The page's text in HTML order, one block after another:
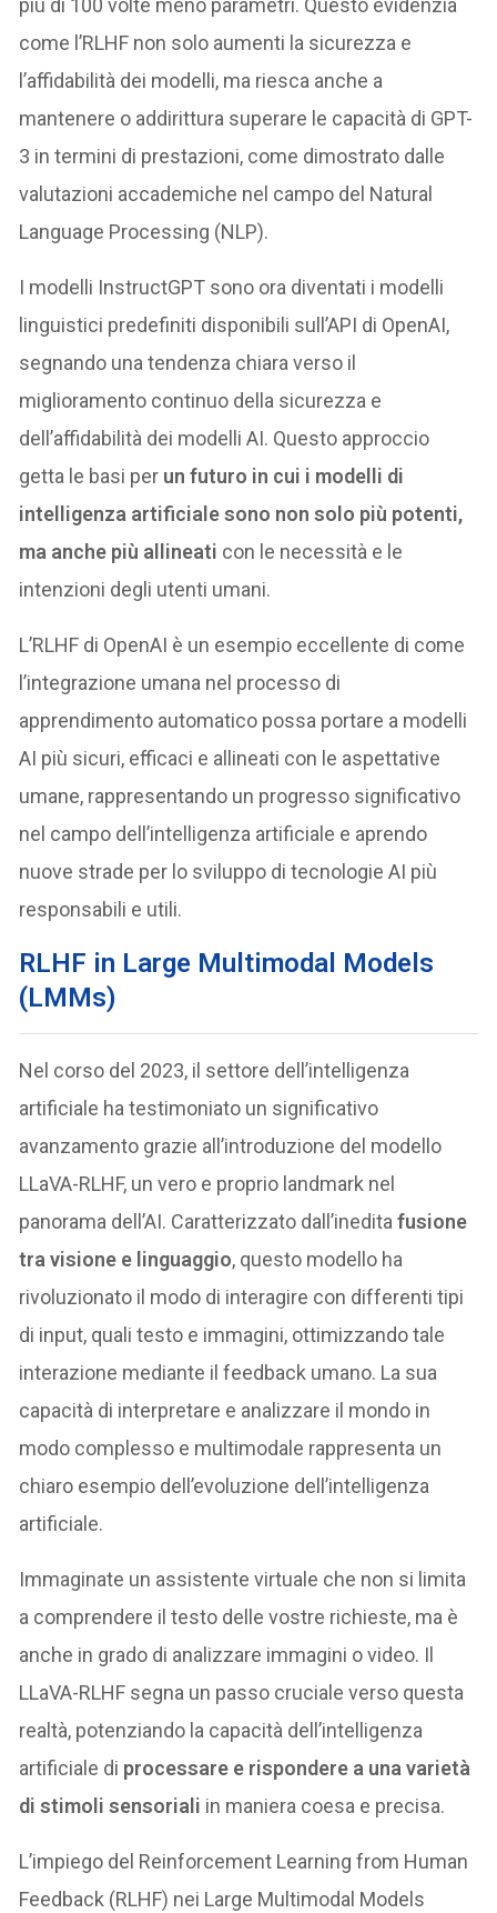
più di 100 volte meno parametri. Questo evidenzia
come l’RLHF non solo aumenti la sicurezza e
l’affidabilità dei modelli, ma riesca anche a
mantenere o addirittura superare le capacità di GPT-
3 in termini di prestazioni, come dimostrato dalle
valutazioni accademiche nel campo del Natural
Language Processing (NLP).
I modelli InstructGPT sono ora diventati i modelli
linguistici predefiniti disponibili sull’API di OpenAI,
segnando una tendenza chiara verso il
miglioramento continuo della sicurezza e
dell’affidabilità dei modelli AI. Questo approccio
getta le basi per un futuro in cui i modelli di
intelligenza artificiale sono non solo più potenti,
ma anche più allineati con le necessità e le
intenzioni degli utenti umani.
L’RLHF di OpenAI è un esempio eccellente di come
l’integrazione umana nel processo di
apprendimento automatico possa portare a modelli
AI più sicuri, efficaci e allineati con le aspettative
umane, rappresentando un progresso significativo
nel campo dell’intelligenza artificiale e aprendo
nuove strade per lo sviluppo di tecnologie AI più
responsabili e utili.
RLHF in Large Multimodal Models
(LMMs)
Nel corso del 2023, il settore dell’intelligenza
artificiale ha testimoniato un significativo
avanzamento grazie all’introduzione del modello
LLaVA-RLHF, un vero e proprio landmark nel
panorama dell’AI. Caratterizzato dall’inedita fusione
tra visione e linguaggio, questo modello ha
rivoluzionato il modo di interagire con differenti tipi
di input, quali testo e immagini, ottimizzando tale
interazione mediante il feedback umano. La sua
capacità di interpretare e analizzare il mondo in
modo complesso e multimodale rappresenta un
chiaro esempio dell’evoluzione dell’intelligenza
artificiale.
Immaginate un assistente virtuale che non si limita
a comprendere il testo delle vostre richieste, ma è
anche in grado di analizzare immagini o video. Il
LLaVA-RLHF segna un passo cruciale verso questa
realtà, potenziando la capacità dell’intelligenza
artificiale di processare e rispondere a una varietà
di stimoli sensoriali in maniera coesa e precisa.
L’impiego del Reinforcement Learning from Human
Feedback (RLHF) nei Large Multimodal Models